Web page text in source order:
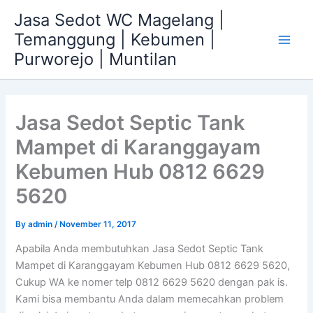
content
Jasa Sedot WC Magelang |
Temanggung | Kebumen |
Purworejo | Muntilan
Jasa Sedot Septic Tank
Mampet di Karanggayam
Kebumen Hub 0812 6629
5620
Byadmin/ November 11, 2017
Apabila Anda membutuhkan Jasa Sedot Septic Tank
Mampet di Karanggayam Kebumen Hub 0812 6629 5620,
Cukup WA ke nomer telp 0812 6629 5620 dengan pak is.
Kami bisa membantu Anda dalam memecahkan problem